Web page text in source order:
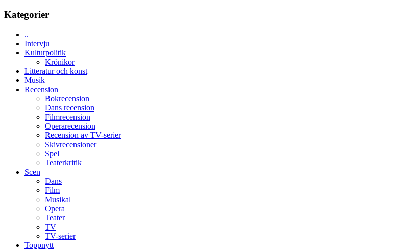
Kategorier
..
Intervju
Kulturpolitik
Krönikor
Litteratur och konst
Musik
Recension
Bokrecension
Dans recension
Filmrecension
Operarecension
Recension av TV-serier
Skivrecensioner
Spel
Teaterkritik
Scen
Dans
Film
Musikal
Opera
Teater
TV
TV-serier
Toppnytt